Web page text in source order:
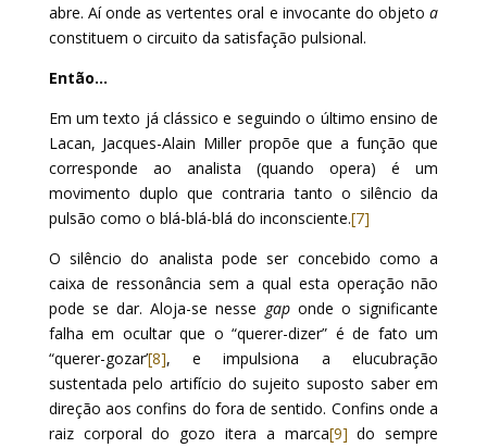
abre. Aí onde as vertentes oral e invocante do objetoa
constituem o circuito da satisfação pulsional.
Então…
Em um texto já clássico e seguindo o último ensino de
Lacan, Jacques-Alain Miller propõe que a função que
corresponde ao analista (quando opera) é um
movimento duplo que contraria tanto o silêncio da
pulsão como o blá-blá-blá do inconsciente.[7]
O silêncio do analista pode ser concebido como a
caixa de ressonância sem a qual esta operação não
pode se dar. Aloja-se nesse gaponde o significante
falha em ocultar que o “querer-dizer” é de fato um
“querer-gozar’[8], e impulsiona a elucubração
sustentada pelo artifício do sujeito suposto saber em
direção aos confins do fora de sentido. Confins onde a
raiz corporal do gozo itera a marca[9] do sempre